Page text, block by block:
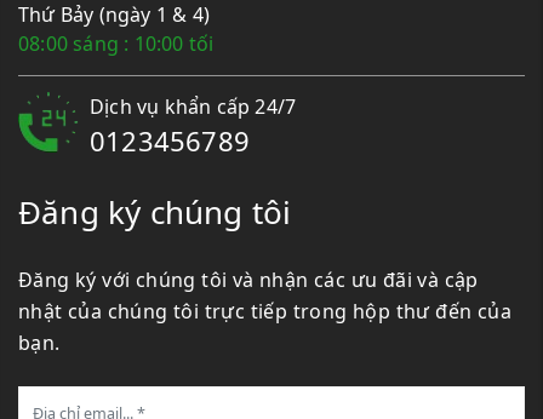
Thứ Bảy (ngày 1 & 4)
08:00 sáng : 10:00 tối
Dịch vụ khẩn cấp 24/7
0123456789
Đăng ký chúng tôi
Đăng ký với chúng tôi và nhận các ưu đãi và cập
nhật của chúng tôi trực tiếp trong hộp thư đến của
bạn.